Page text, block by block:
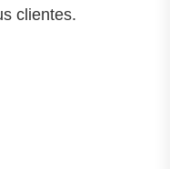
clientes.